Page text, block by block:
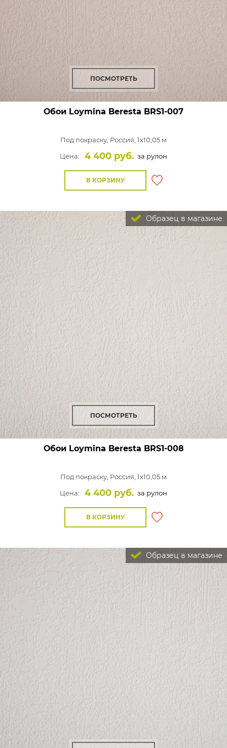
ПОСМОТРЕТЬ
Обои Loymina Beresta BRS1-007
Под покраску, Россия, 1x10,05 м
Цена:
4 400 руб. за рулон
В КОРЗИНУ
Образец в магазине
ПОСМОТРЕТЬ
Обои Loymina Beresta BRS1-008
Под покраску, Россия, 1x10,05 м
Цена:
4 400 руб. за рулон
В КОРЗИНУ
Образец в магазине